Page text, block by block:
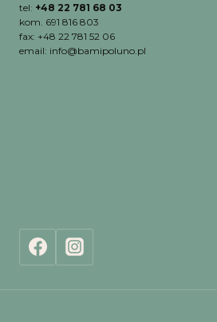
tel: +48 22 781 68 03
kom. 691 816 803
fax: +48 22 781 52 06
email: info@bamipoluno.pl